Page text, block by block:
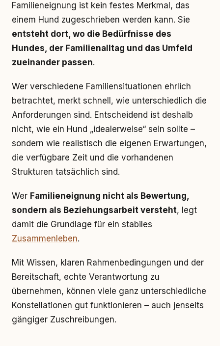
Familieneignung ist kein festes Merkmal, das
einem Hund zugeschrieben werden kann. Sie
entsteht dort, wo die Bedürfnisse des
Hundes, der Familienalltag und das Umfeld
zueinander passen.
Wer verschiedene Familiensituationen ehrlich
betrachtet, merkt schnell, wie unterschiedlich die
Anforderungen sind. Entscheidend ist deshalb
nicht, wie ein Hund „idealerweise“ sein sollte –
sondern wie realistisch die eigenen Erwartungen,
die verfügbare Zeit und die vorhandenen
Strukturen tatsächlich sind.
Wer Familieneignung nicht als Bewertung,
sondern als Beziehungsarbeit versteht, legt
damit die Grundlage für ein stabiles
Zusammenleben.
Mit Wissen, klaren Rahmenbedingungen und der
Bereitschaft, echte Verantwortung zu
übernehmen, können viele ganz unterschiedliche
Konstellationen gut funktionieren – auch jenseits
gängiger Zuschreibungen.